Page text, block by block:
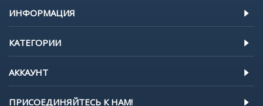
ИНФОРМАЦИЯ
КАТЕГОРИИ
АККАУНТ
ПРИСОЕДИНЯЙТЕСЬ К НАМ!